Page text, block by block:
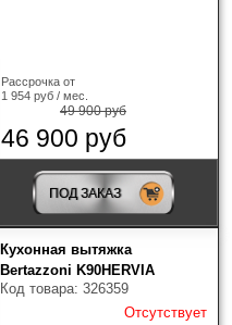
Рассрочка от
1 954 руб / мес.
49 900 руб
46 900 руб
ПОД ЗАКАЗ
Кухонная вытяжка
Bertazzoni K90HERVIA
Код товара: 326359
Отсутствует